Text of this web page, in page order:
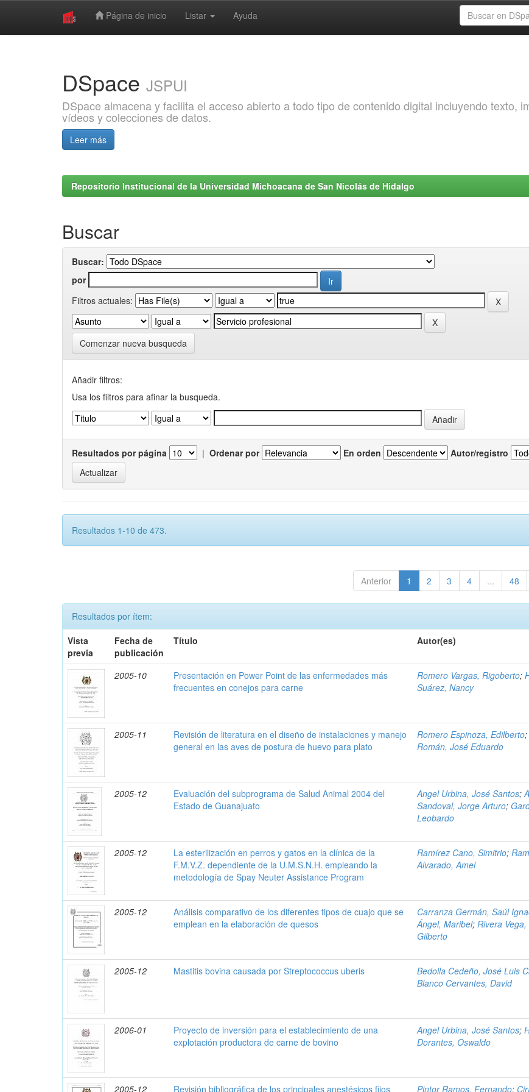
Página de inicio Listar Ayuda
DSpace JSPUI
DSpace almacena y facilita el acceso abierto a todo tipo de contenido digital incluyendo texto,
vídeos y colecciones de datos.
Leer más
Repositorio Institucional de la Universidad Michoacana de San Nicolás de Hidalgo
Buscar
Buscar:
por
Filtros actuales:
Comenzar nueva busqueda
Añadir filtros:
Usa los filtros para afinar la busqueda.
Resultados por página | Ordenar por En orden Autor/registro
Resultados 1-10 de 473.
Anterior 1 2 3 4 ... 48
Resultados por ítem:
Vista
previa
Fecha de
publicación
Título Autor(es)
2005-10
Presentación en Power Point de las enfermedades más
frecuentes en conejos para carne
Romero Vargas, Rigoberto;
Suárez, Nancy
2005-11
Revisión de literatura en el diseño de instalaciones y manejo
general en las aves de postura de huevo para plato
Romero Espinoza, Edilberto
Román, José Eduardo
2005-12
Evaluación del subprograma de Salud Animal 2004 del
Estado de Guanajuato
Angel Urbina, José Santos;
Sandoval, Jorge Arturo;
Leobardo
2005-12
La esterilización en perros y gatos en la clínica de la
F.M.V.Z. dependiente de la U.M.S.N.H. empleando la
metodología de Spay Neuter Assistance Program
Ramírez Cano, Simitrio;
Alvarado, Amel
2005-12
Análisis comparativo de los diferentes tipos de cuajo que se
emplean en la elaboración de quesos
Carranza Germán, Saúl
Ángel, Maribel;Rivera
Gilberto
2005-12 Mastitis bovina causada por Streptococcus uberis Bedolla Cedeño, José Luis
Blanco Cervantes, David
2006-01
Proyecto de inversión para el establecimiento de una
explotación productora de carne de bovino
Angel Urbina, José Santos;
Dorantes, Oswaldo
2005-12 Revisión bibliográfica de los principales anestésicos fijos Pintor Ramos, Fernando;